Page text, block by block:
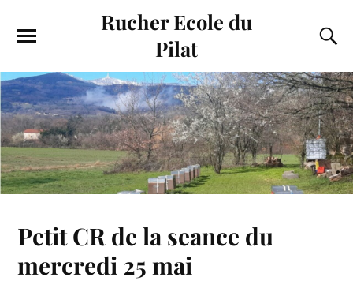
Rucher Ecole du
Pilat
Petit CR de la seance du
mercredi 25 mai